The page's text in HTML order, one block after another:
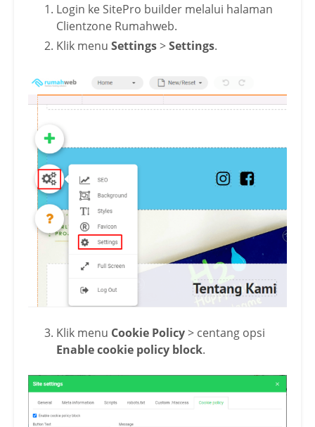
Login ke SitePro builder melalui halaman
Clientzone Rumahweb.
Klik menu Settings>Settings.
Klik menu Cookie Policy> centang opsi
Enable cookie policy block.